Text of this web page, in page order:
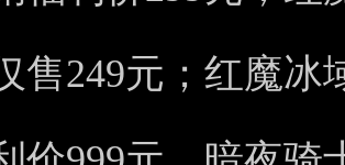
售249元；红魔冰